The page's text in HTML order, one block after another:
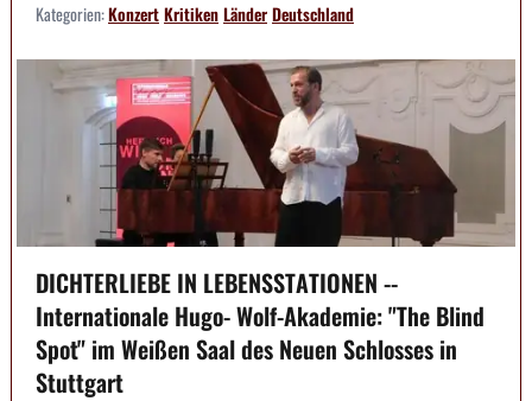
Kategorien:KonzertKritikenLänderDeutschland
DICHTERLIEBE IN LEBENSSTATIONEN --
Internationale Hugo- Wolf-Akademie: "The Blind
Spot" im Weißen Saal des Neuen Schlosses in
Stuttgart